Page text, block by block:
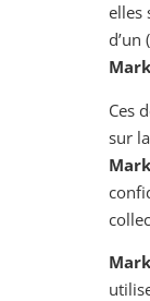
elles
d’un
Ces
sur